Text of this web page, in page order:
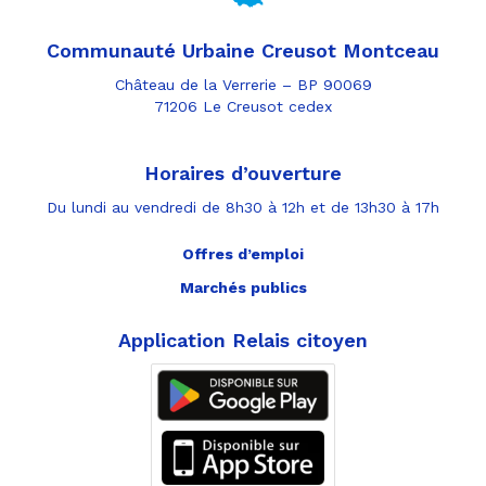
Communauté Urbaine Creusot Montceau
Château de la Verrerie – BP 90069
71206 Le Creusot cedex
Horaires d’ouverture
Du lundi au vendredi de 8h30 à 12h et de 13h30 à 17h
Offres d’emploi
Marchés publics
Application Relais citoyen